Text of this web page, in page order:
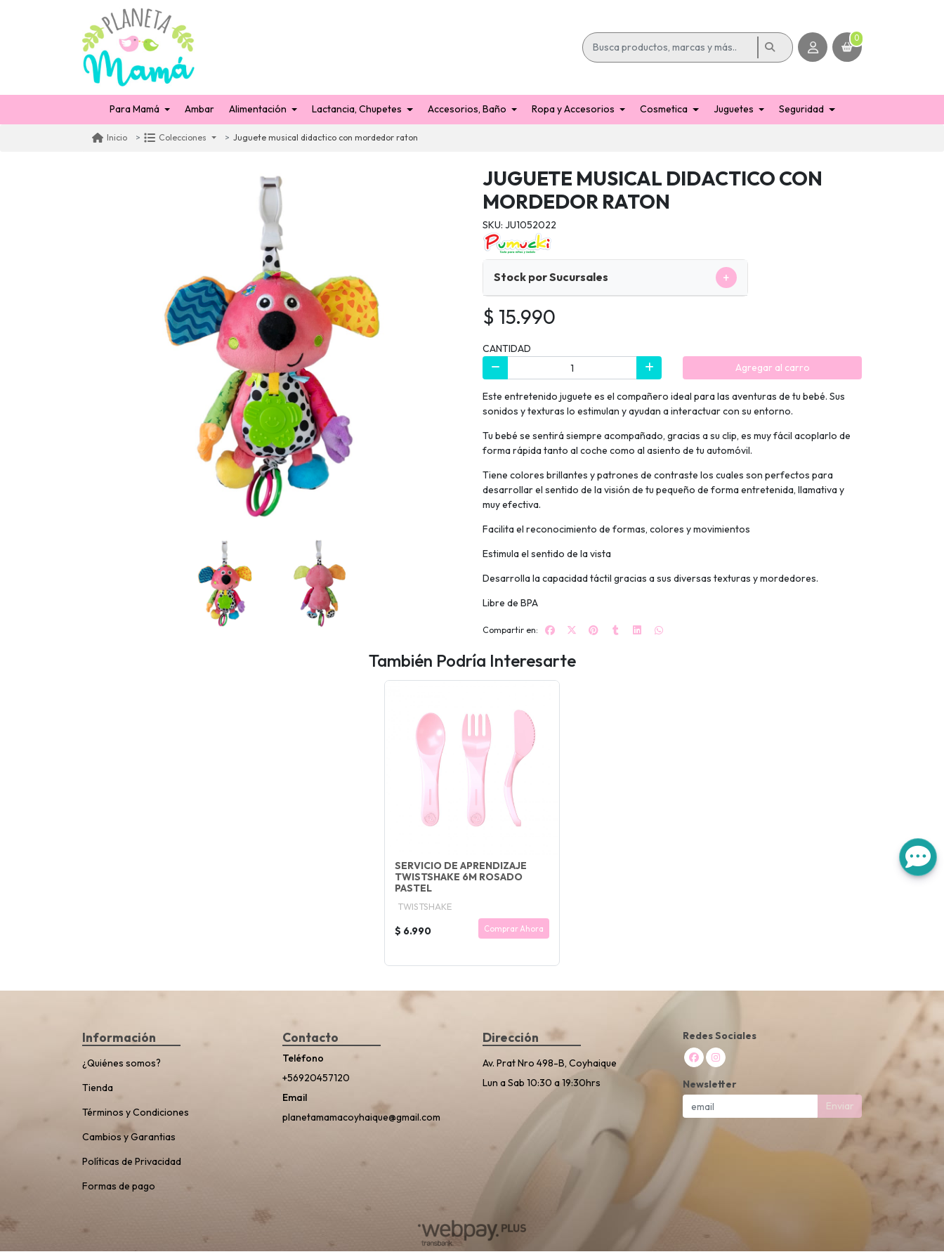
0
Para Mamá Ambar Alimentación Lactancia, Chupetes Accesorios, Baño Ropa y Accesorios Cosmetica Juguetes Seguridad
Inicio Colecciones Juguete musical didactico con mordedor raton
JUGUETE MUSICAL DIDACTICO CON
MORDEDOR RATON
SKU: JU1052022
Stock por Sucursales +
$ 15.990
CANTIDAD
Agregar al carro
Este entretenido juguete es el compañero ideal para las aventuras de tu bebé. Sus
sonidos y texturas lo estimulan y ayudan a interactuar con su entorno.
Tu bebé se sentirá siempre acompañado, gracias a su clip, es muy fácil acoplarlo de
forma rápida tanto al coche como al asiento de tu automóvil.
Tiene colores brillantes y patrones de contraste los cuales son perfectos para
desarrollar el sentido de la visión de tu pequeño de forma entretenida, llamativa y
muy efectiva.
Facilita el reconocimiento de formas, colores y movimientos
Estimula el sentido de la vista
Desarrolla la capacidad táctil gracias a sus diversas texturas y mordedores.
Libre de BPA
Compartir en:
También Podría Interesarte
SERVICIO DE APRENDIZAJE
TWISTSHAKE 6M ROSADO
PASTEL
TWISTSHAKE
$ 6.990 Comprar Ahora
Información
¿Quiénes somos?
Tienda
Términos y Condiciones
Cambios y Garantias
Políticas de Privacidad
Formas de pago
Contacto
Teléfono
+56920457120
Email
planetamamacoyhaique@gmail.com
Dirección
Av. Prat Nro 498-B, Coyhaique
Lun a Sab 10:30 a 19:30hrs
Redes Sociales
Newsletter
Enviar